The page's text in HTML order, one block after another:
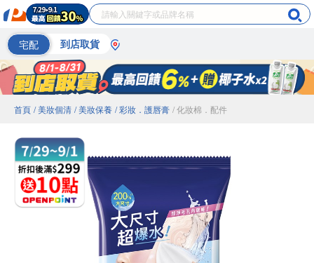
宅配 到店取貨
首頁 / 美妝個清 / 美妝保養 / 彩妝．護唇膏 / 化妝棉．配件